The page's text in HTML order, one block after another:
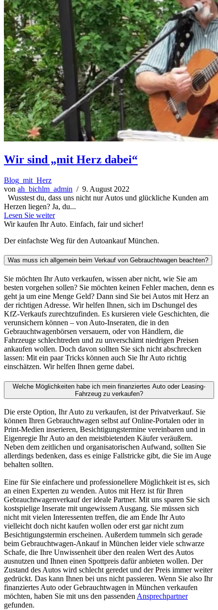
Wir sind „mit Herz dabei“
Blog_mit_Herz
von ah_bichlm_admin / 9. August 2022
Wusstest du, dass uns nicht nur Autos und glückliche Kunden am
Herzen liegen? Ja, du...
Lesen Sie weiter
Wir kaufen Ihr Auto. Einfach, fair und sicher!
Der einfachste Weg für den Autoankauf München.
Was muss ich allgemein beim Verkauf von Gebrauchtwagen beachten?
Sie möchten Ihr Auto verkaufen, wissen aber nicht, wie Sie am
besten vorgehen sollen? Sie möchten keinen Fehler machen, denn es
geht ja um eine Menge Geld? Dann sind Sie bei Autos mit Herz an
der richtigen Adresse. Wir helfen Ihnen, sich im Dschungel des
KfZ-Verkaufs zurechtzufinden. Es kursieren viele Geschichten, die
verunsichern können – von Auto-Inseraten, die in den
Gebrauchtwagenbörsen versauern, oder von Händlern, die
Fahrzeuge schlechtreden und zu unverschämt niedrigen Preisen
ankaufen wollen. Doch davon sollten Sie sich nicht abschrecken
lassen: Mit ein paar Tricks können auch Sie Ihr Auto richtig
einschätzen. Wir helfen Ihnen gerne dabei.
Welche Möglichkeiten habe ich mein finanziertes Auto oder Leasing-
Fahrzeug zu verkaufen?
Die erste Option, Ihr Auto zu verkaufen, ist der Privatverkauf. Sie
können Ihren Gebrauchtwagen selbst auf Online-Portalen oder in
Print-Medien inserieren, Besichtigungstermine vereinbaren und in
Eigenregie Ihr Auto an den meistbietenden Käufer veräußern.
Neben dem zeitlichen und organisatorischen Aufwand, sollten Sie
allerdings bedenken, dass es einige Fallstricke gibt, die Sie im Auge
behalten sollten.
Eine für Sie einfachere und professionellere Möglichkeit ist es, sich
an einen Experten zu wenden. Autos mit Herz ist für Ihren
Gebrauchtwagenverkauf der ideale Partner. Mit uns sparen Sie sich
kostspielige Inserate mit ungewissem Ausgang. Sie müssen sich
nicht mit vielen Interessenten treffen, die am Ende Ihr Auto
vielleicht doch nicht kaufen wollen oder erst gar nicht zum
Besichtigungstermin erscheinen. Außerdem tummeln sich gerade
beim Gebrauchtwagen-Ankauf in München leider viele schwarze
Schafe, die Ihre Unwissenheit über den realen Wert des Autos
ausnutzen und Ihnen einen Spottpreis dafür anbieten wollen. Der
Zustand des Autos wird schlecht geredet und der Preis immer weiter
gedrückt. Das kann Ihnen bei uns nicht passieren. Wenn Sie also Ihr
finanziertes Auto oder Gebrauchtwagen in München verkaufen
möchten, haben Sie mit uns den passendenAnsprechpartner
gefunden.